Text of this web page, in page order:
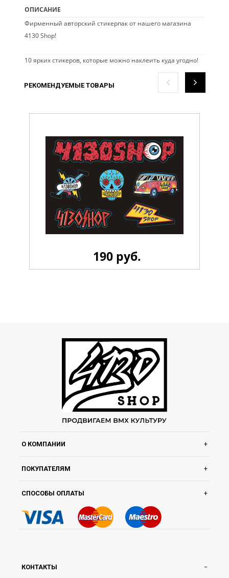
ОПИСАНИЕ
Фирменный авторский стикерпак от нашего магазина
4130 Shop!
10 ярких стикеров, которые можно наклеить куда угодно!
РЕКОМЕНДУЕМЫЕ ТОВАРЫ
Стикерпак 4130 LiL
190 руб.
О КОМПАНИИ
ПОКУПАТЕЛЯМ
СПОСОБЫ ОПЛАТЫ
КОНТАКТЫ